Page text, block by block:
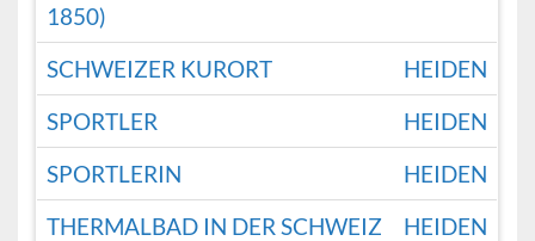
1850)
SCHWEIZER KURORT
HEIDEN
SPORTLER
HEIDEN
SPORTLERIN
HEIDEN
THERMALBAD IN DER SCHWEIZ
HEIDEN